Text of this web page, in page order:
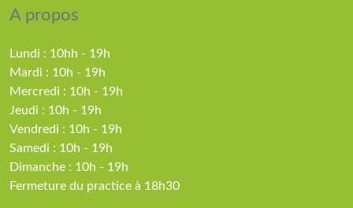
A propos
Lundi : 10hh - 19h
Mardi : 10h - 19h
Mercredi : 10h - 19h
Jeudi : 10h - 19h
Vendredi : 10h - 19h
Samedi : 10h - 19h
Dimanche : 10h - 19h
Fermeture du practice à 18h30